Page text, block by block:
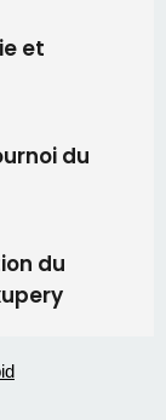
une
de San
et
du